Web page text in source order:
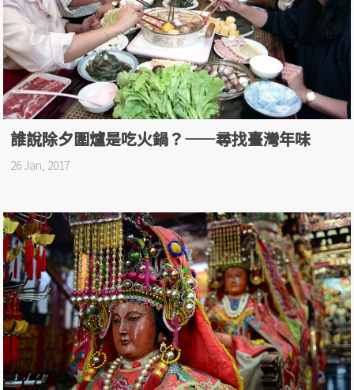
誰說除夕圍爐是吃火鍋？——尋找臺灣年味
26 Jan, 2017